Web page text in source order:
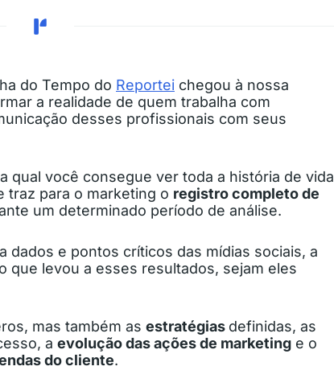
do Tempo do Reportei chegou à nossa
a realidade de quem trabalha com
desses profissionais com seus
qual você consegue ver toda a história de vida
traz para o marketing o registro completo de
um determinado período de análise.
dados e pontos críticos das mídias sociais, a
que levou a esses resultados, sejam eles
mas também as estratégias definidas, as
a evolução das ações de marketing e o
do cliente.